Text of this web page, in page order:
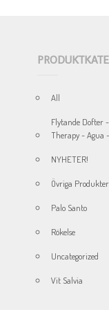
All
Flytande Dofter
Therapy - Agua
NYHETER!
Övriga Produkter
Palo Santo
Rökelse
Uncategorized
Vit Salvia